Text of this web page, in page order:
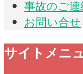
事故のご
お問い合せ
サイトメニ